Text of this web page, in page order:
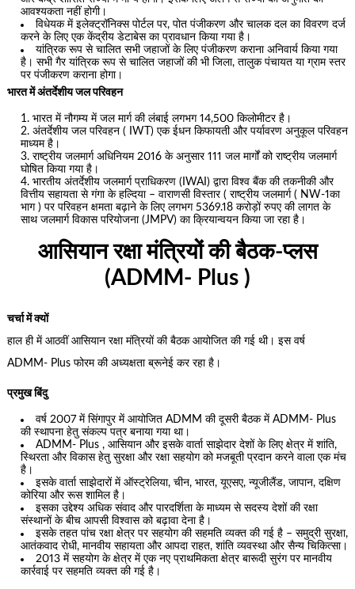
आवश्यकता नहीं होगी।
विधेयक में इलेक्ट्रॉनिक्स पोर्टल पर, पोत पंजीकरण और चालक दल का विवरण दर्ज
करने के लिए एक केंद्रीय डेटाबेस का प्रावधान किया गया है।
यांत्रिक रूप से चालित सभी जहाजों के लिए पंजीकरण कराना अनिवार्य किया गया
है। सभी गैर यांत्रिक रूप से चालित जहाजों की भी जिला, तालुक पंचायत या ग्राम स्तर
पर पंजीकरण कराना होगा।
भारत में अंतर्देशीय जल परिवहन
भारत में नौगम्य में जल मार्ग की लंबाई लगभग 14,500 किलोमीटर है।
अंतर्देशीय जल परिवहन ( IWT) एक ईधन किफायती और पर्यावरण अनुकूल परिवहन
माध्यम है।
राष्ट्रीय जलमार्ग अधिनियम 2016 के अनुसार 111 जल मार्गों को राष्ट्रीय जलमार्ग
घोषित किया गया है।
भारतीय अंतर्देशीय जलमार्ग प्राधिकरण (IWAI) द्वारा विश्व बैंक की तकनीकी और
वित्तीय सहायता से गंगा के हल्दिया – वाराणसी विस्तार ( राष्ट्रीय जलमार्ग ( NW-1का
भाग ) पर परिवहन क्षमता बढ़ाने के लिए लगभग 5369.18 करोड़ों रुपए की लागत के
साथ जलमार्ग विकास परियोजना (JMPV) का क्रियान्वयन किया जा रहा है।
आसियान रक्षा मंत्रियों की बैठक-प्लस
(ADMM- Plus )
चर्चा में क्यों
हाल ही में आठवीं आसियान रक्षा मंत्रियों की बैठक आयोजित की गई थी। इस वर्ष
ADMM- Plus फोरम की अध्यक्षता ब्रूनेई कर रहा है।
प्रमुख बिंदु
वर्ष 2007 में सिंगापुर में आयोजित ADMM की दूसरी बैठक में ADMM- Plus
की स्थापना हेतु संकल्प पत्र बनाया गया था।
ADMM- Plus , आसियान और इसके वार्ता साझेदार देशों के लिए क्षेत्र में शांति,
स्थिरता और विकास हेतु सुरक्षा और रक्षा सहयोग को मजबूती प्रदान करने वाला एक मंच
है।
इसके वार्ता साझेदारों में ऑस्ट्रेलिया, चीन, भारत, यूएसए, न्यूजीलैंड, जापान, दक्षिण
कोरिया और रूस शामिल है।
इसका उद्देश्य अधिक संवाद और पारदर्शिता के माध्यम से सदस्य देशों की रक्षा
संस्थानों के बीच आपसी विश्वास को बढ़ावा देना है।
इसके तहत पांच रक्षा क्षेत्र पर सहयोग की सहमति व्यक्त की गई है – समुद्री सुरक्षा,
आतंकवाद रोधी, मानवीय सहायता और आपदा राहत, शांति व्यवस्था और सैन्य चिकित्सा।
2013 में सहयोग के क्षेत्र में एक नए प्राथमिकता क्षेत्र बारूदी सुरंग पर मानवीय
कार्रवाई पर सहमति व्यक्त की गई है।